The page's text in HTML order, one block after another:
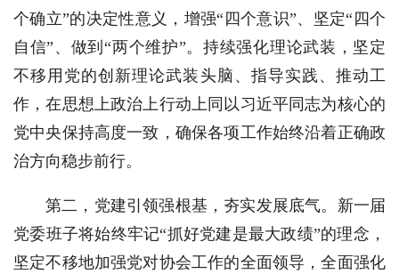
个确立”的决定性意义，增强“四个意识”、坚定“四个
自信”、做到“两个维护”。持续强化理论武装，坚定
不移用党的创新理论武装头脑、指导实践、推动工
作，在思想上政治上行动上同以习近平同志为核心的
党中央保持高度一致，确保各项工作始终沿着正确政
治方向稳步前行。
第二，党建引领强根基，夯实发展底气。新一届
党委班子将始终牢记“抓好党建是最大政绩”的理念，
坚定不移地加强党对协会工作的全面领导，全面强化